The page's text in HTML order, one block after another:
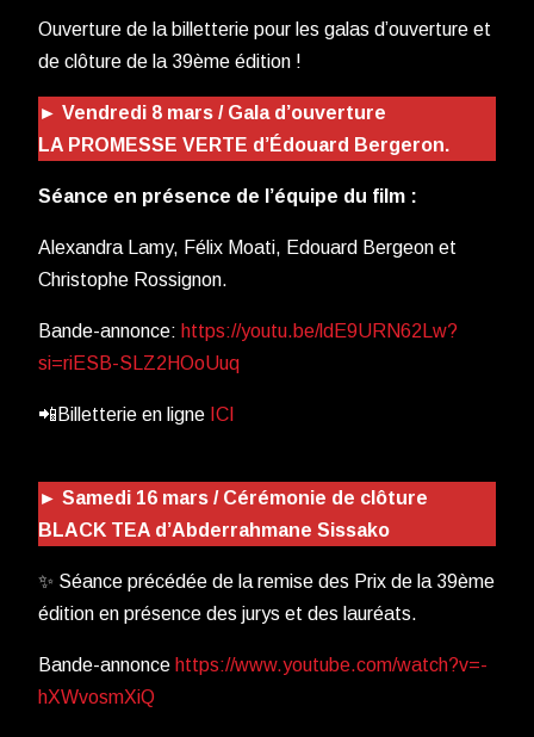
Ouverture de la billetterie pour les galas d’ouverture et
de clôture de la 39ème édition !
► Vendredi 8 mars / Gala d’ouverture
LA PROMESSE VERTE d’Édouard Bergeron.
Séance en présence de l’équipe du film :
Alexandra Lamy, Félix Moati, Edouard Bergeon et
Christophe Rossignon.
Bande-annonce: https://youtu.be/ldE9URN62Lw?
si=riESB-SLZ2HOoUuq
📲Billetterie en ligne ICI
► Samedi 16 mars / Cérémonie de clôture
BLACK TEA d’Abderrahmane Sissako
✨ Séance précédée de la remise des Prix de la 39ème
édition en présence des jurys et des lauréats.
Bande-annonce https://www.youtube.com/watch?v=-
hXWvosmXiQ